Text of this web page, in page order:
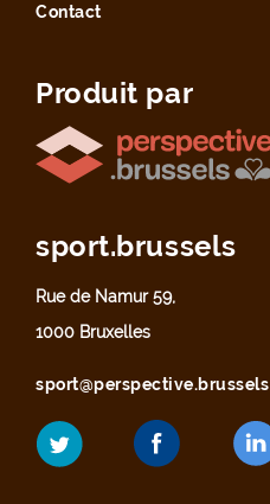
Contact
Produit par
sport.brussels
Rue de Namur 59,
1000 Bruxelles
sport@perspective.brussels